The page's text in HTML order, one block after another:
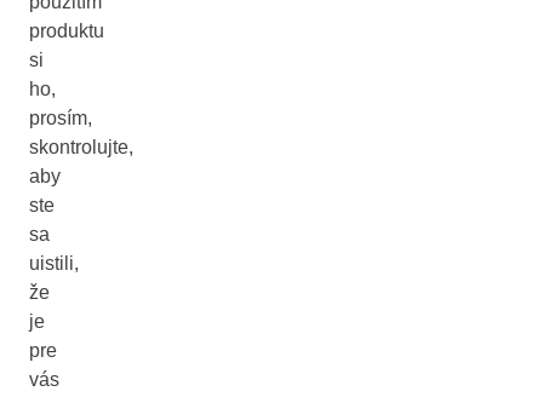
produktu
si
ho,
prosím,
skontrolujte,
aby
ste
sa
uistili,
že
je
pre
vás